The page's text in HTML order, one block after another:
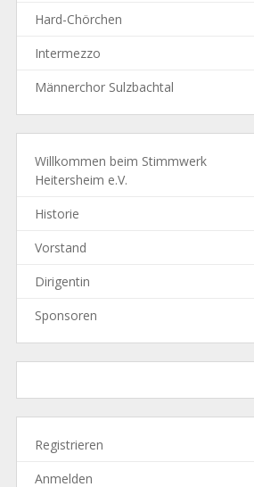
Hard-Chörchen
Intermezzo
Männerchor Sulzbachtal
Willkommen beim Stimmwerk
Heitersheim e.V.
Historie
Vorstand
Dirigentin
Sponsoren
Registrieren
Anmelden